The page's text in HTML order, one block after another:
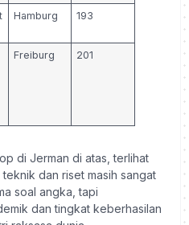
Hamburg 193
Freiburg 201
di Jerman di atas, terlihat
dan riset masih sangat
soal angka, tapi
dan tingkat keberhasilan